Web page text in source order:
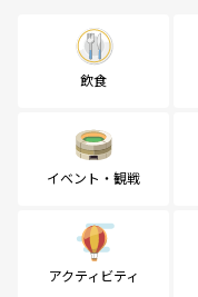
飲食
イベント・観戦
アクティビティ